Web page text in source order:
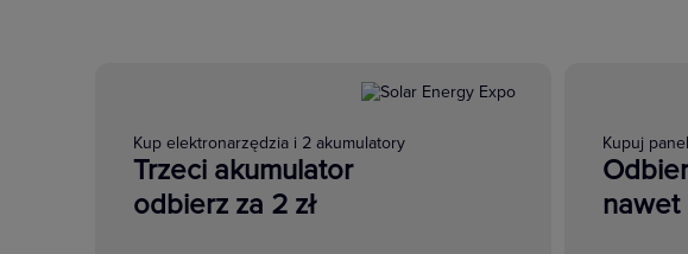
Kup elektronarzędzia i 2 akumulatory
Trzeci akumulator
odbierz za 2 zł
Kupuj
nawet